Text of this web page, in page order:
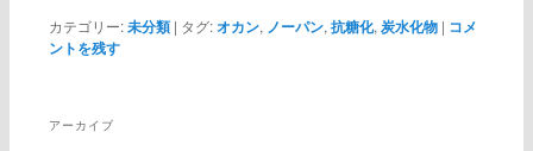
カテゴリー:未分類 | タグ:オカン, ノーパン, 抗糖化, 炭水化物 | コメ
ントを残す
アーカイブ